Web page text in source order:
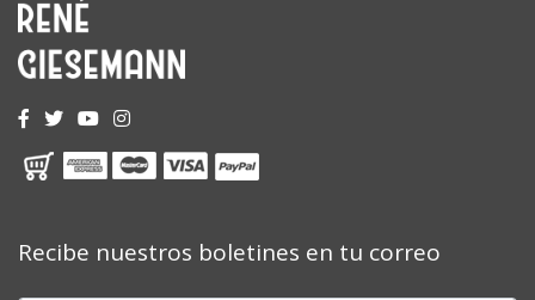
Recibe nuestros boletines en tu correo